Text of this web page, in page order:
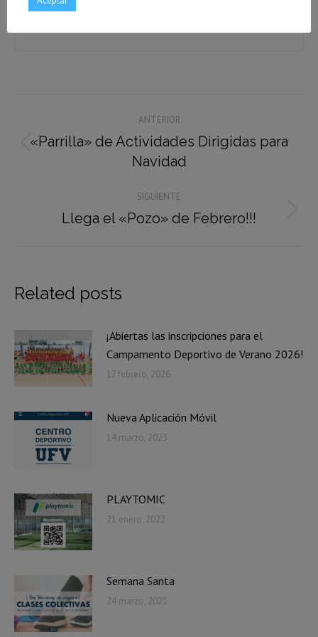
entre
publicaciones
ANTERIOR
Publicación
anterior:
«Parrilla» de Actividades Dirigidas para
Navidad
SIGUIENTE
Publicación
Llega el «Pozo» de Febrero!!!
Related posts
¡Abiertas las inscripciones para el
Campamento Deportivo de Verano 2026!
17 febrero, 2026
Nueva Aplicación Móvil
14 marzo, 2023
PLAYTOMIC
21 enero, 2022
Semana Santa
24 marzo, 2021